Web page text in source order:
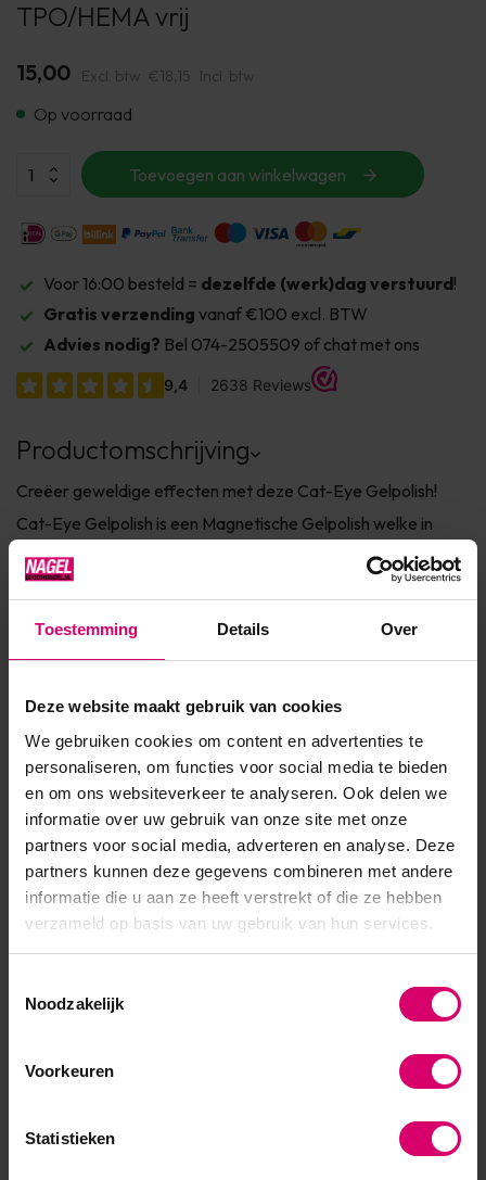
Toestemming Details Over
Deze website maakt gebruik van cookies
We gebruiken cookies om content en advertenties te
personaliseren, om functies voor social media te bieden
en om ons websiteverkeer te analyseren. Ook delen we
informatie over uw gebruik van onze site met onze
partners voor social media, adverteren en analyse. Deze
partners kunnen deze gegevens combineren met andere
informatie die u aan ze heeft verstrekt of die ze hebben
verzameld op basis van uw gebruik van hun services.
Noodzakelijk
Voorkeuren
Statistieken
TPO/HEMA vrij
15,00 Excl. btw €18,15 Incl. btw
Op voorraad
Toevoegen aan winkelwagen
Voor 16:00 besteld = dezelfde (werk)dag verstuurd!
Gratis verzending vanaf €100 excl. BTW
Advies nodig? Bel 074-2505509 of chat met ons
Productomschrijving
Creëer geweldige effecten met deze Cat-Eye Gelpolish!
Cat-Eye Gelpolish is een Magnetische Gelpolish welke in
combinatie met een magneet een speciaal effect geeft. Op
de hand foto is geen extra Gelpolish kleur als basis gebruikt.
Gebruiksaanwijzing: Houd de magneet na het aanbrengen
van de kleurlaag ca. 10 sec boven of naast de nagel om een
Toon meer